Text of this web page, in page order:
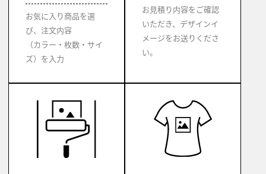
お気に入り商品を選
び、注文内容
（カラー・枚数・サイ
ズ）を入力
お見積り内容をご確認
いただき、デザインイ
メージをお送りくださ
い。